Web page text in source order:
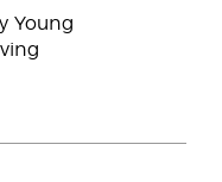
Young